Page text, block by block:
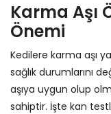
Karma Aşı
Önemi
Kedilere karma aşı
sağlık durumlarını
aşıya uygun olup
sahiptir. İşte kan